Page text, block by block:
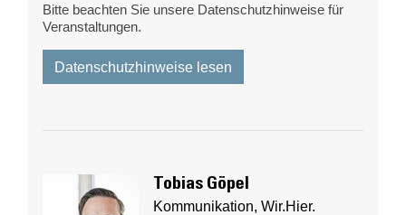
Bitte beachten Sie unsere Datenschutzhinweise für
Veranstaltungen.
Datenschutzhinweise lesen
Tobias Göpel
Kommunikation, Wir.Hier.